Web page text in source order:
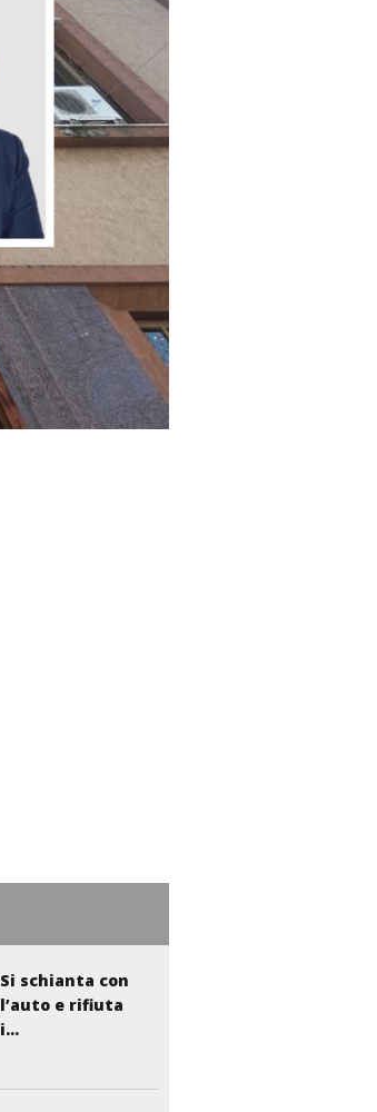
Si schianta con
l’auto e rifiuta
i...